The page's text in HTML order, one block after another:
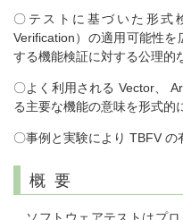
〇テストに基づいた形式
Verification）の適用可能性
する機能検証に対する公理的
〇よく利用される Vector、
る主要な機能の意味を形式的
〇事例と実験により TBFV の
概 要